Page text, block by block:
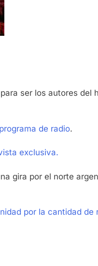
ser los autores del
de radio.
exclusiva.
gira por el norte
por la cantidad de